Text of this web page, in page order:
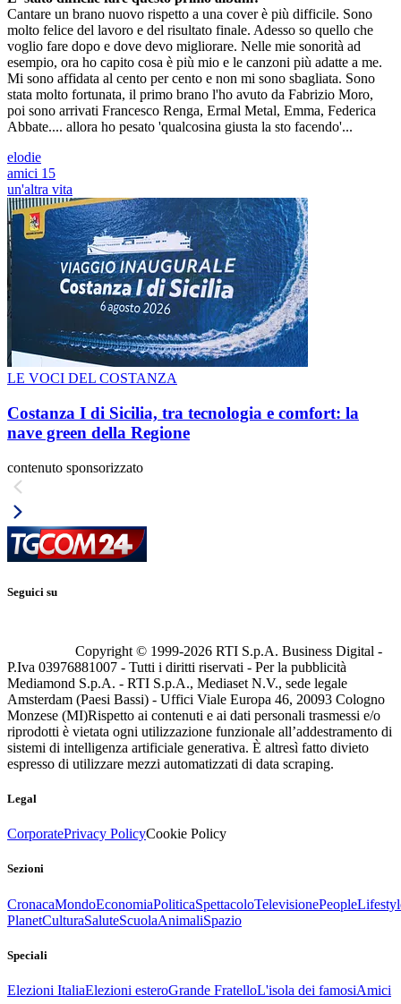
Cantare un brano nuovo rispetto a una cover è più difficile. Sono
molto felice del lavoro e del risultato finale. Adesso so quello che
voglio fare dopo e dove devo migliorare. Nelle mie sonorità ad
esempio, ora ho capito cosa è più mio e le canzoni più adatte a me.
Mi sono affidata al cento per cento e non mi sono sbagliata. Sono
stata molto fortunata, il primo brano l'ho avuto da Fabrizio Moro,
poi sono arrivati Francesco Renga, Ermal Metal, Emma, Federica
Abbate.... allora ho pesato 'qualcosina giusta la sto facendo'...
elodie
amici 15
un'altra vita
LE VOCI DEL COSTANZA
Costanza I di Sicilia, tra tecnologia e comfort: la
nave green della Regione
contenuto sponsorizzato
Seguici su
Copyright © 1999-2026 RTI S.p.A. Business Digital -
P.Iva 03976881007 - Tutti i diritti riservati - Per la pubblicità
Mediamond S.p.A. - RTI S.p.A., Mediaset N.V., sede legale
Amsterdam (Paesi Bassi) - Uffici Viale Europa 46, 20093 Cologno
Monzese (MI)Rispetto ai contenuti e ai dati personali trasmessi e/o
riprodotti è vietata ogni utilizzazione funzionale all’addestramento di
sistemi di intelligenza artificiale generativa. È altresì fatto divieto
espresso di utilizzare mezzi automatizzati di data scraping.
Legal
CorporatePrivacy PolicyCookie Policy
Sezioni
CronacaMondoEconomiaPoliticaSpettacoloTelevisionePeople
PlanetCulturaSaluteScuolaAnimaliSpazio
Speciali
Elezioni ItaliaElezioni esteroGrande FratelloL'isola dei famosiAmici